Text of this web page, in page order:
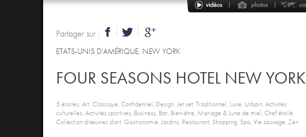
Partager sur :
ETATS-UNIS D'AMÉRIQUE, NEW YORK
FOUR SEASONS HOTEL NEW YORK
5 étoiles, Art, Classique, Confidentiel, Design, Jet set, Traditionnel, Luxe, Urbain, Activités
culturelles, Activités sportives, Business, Bar, Bien-être, Mariage & Lune de miel, Chef étoilé,
Collection d'œuvres d'art, Gastronomie, Jardins, Restaurant, Shopping, Spa, Vie sauvage, Zen